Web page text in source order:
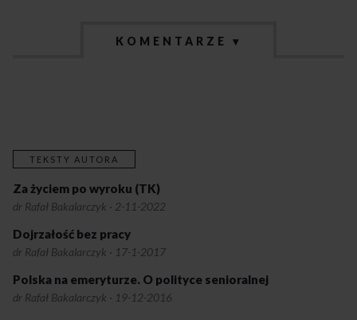
KOMENTARZE ▾
TEKSTY AUTORA
Za życiem po wyroku (TK)
dr Rafał Bakalarczyk · 2-11-2022
Dojrzałość bez pracy
dr Rafał Bakalarczyk · 17-1-2017
Polska na emeryturze. O polityce senioralnej
dr Rafał Bakalarczyk · 19-12-2016